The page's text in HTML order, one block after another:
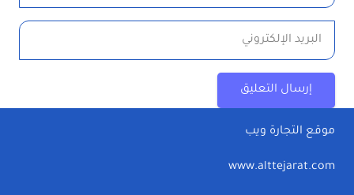
إرسال التعليق
موقع التجارة ويب
www.alttejarat.com